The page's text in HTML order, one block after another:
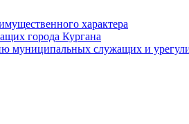
характера
города Кургана
муниципальных служащих и